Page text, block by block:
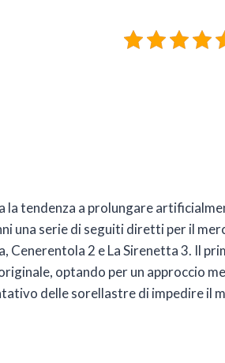
la tendenza a prolungare
una serie di seguiti diretti per il
2 e La Sirenetta 3. Il
optando per un approccio
delle sorellastre di impedire il